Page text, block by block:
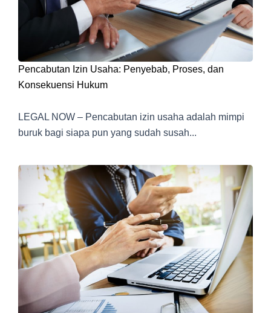
Pencabutan Izin Usaha: Penyebab, Proses, dan
Konsekuensi Hukum
LEGAL NOW – Pencabutan izin usaha adalah mimpi
buruk bagi siapa pun yang sudah susah...